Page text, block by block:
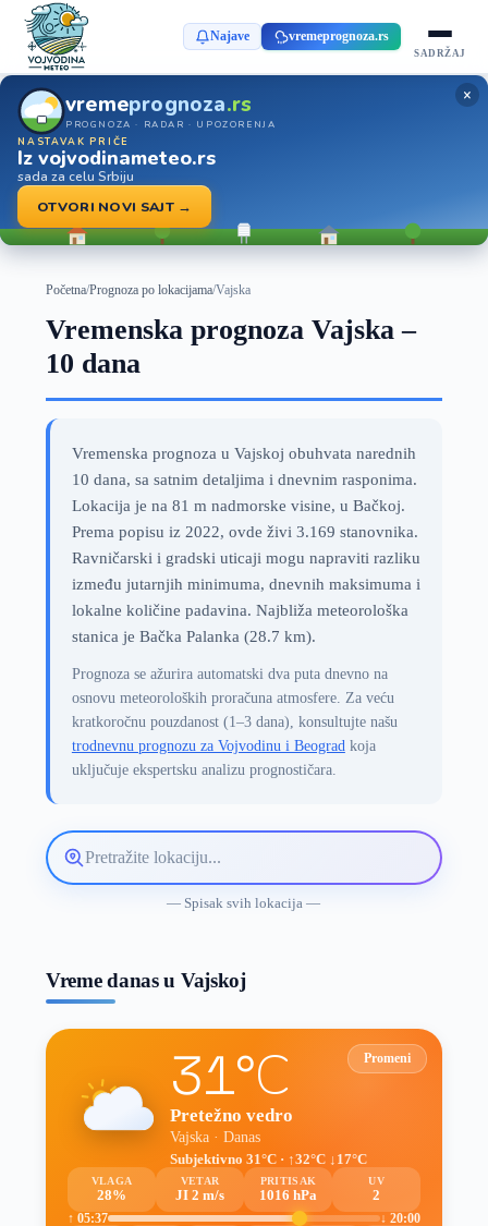
Najave vremeprognoza.rs
SADRŽAJ
vremeprognoza.rs
PROGNOZA · RADAR · UPOZORENJA
NASTAVAK PRIČE
Iz vojvodinameteo.rs
sada za celu Srbiju
OTVORI NOVI SAJT →
×
Početna/Prognoza po lokacijama/Vajska
Vremenska prognoza Vajska –
10 dana
Vremenska prognoza u Vajskoj obuhvata narednih
10 dana, sa satnim detaljima i dnevnim rasponima.
Lokacija je na 81 m nadmorske visine, u Bačkoj.
Prema popisu iz 2022, ovde živi 3.169 stanovnika.
Ravničarski i gradski uticaji mogu napraviti razliku
između jutarnjih minimuma, dnevnih maksimuma i
lokalne količine padavina. Najbliža meteorološka
stanica je Bačka Palanka (28.7 km).
Prognoza se ažurira automatski dva puta dnevno na
osnovu meteoroloških proračuna atmosfere. Za veću
kratkoročnu pouzdanost (1–3 dana), konsultujte našu
trodnevnu prognozu za Vojvodinu i Beogradkoja
uključuje ekspertsku analizu prognostičara.
Pretražite
lokaciju
— Spisak svih lokacija —
Vreme danas u Vajskoj
Promeni
31°C
Pretežno vedro
Vajska · Danas
Subjektivno 31°C · ↑32°C ↓17°C
VLAGA
28%
VETAR
JI 2 m/s
PRITISAK
1016 hPa
UV
2
↑ 05:37
↓ 20:00